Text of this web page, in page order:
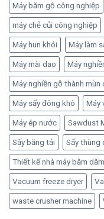
Máy băm gỗ công nghiệp
máy chẻ củi công nghiệp
Máy hun khói Máy làm
Máy mài dao Máy
Máy nghiền gỗ thành mùn
Máy sấy đông khô Máy
Máy ép nước Sawdust
Sấy băng tải Sấy thùng
Thiết kế nhà máy băm
Vacuum freeze dryer
waste crusher machine